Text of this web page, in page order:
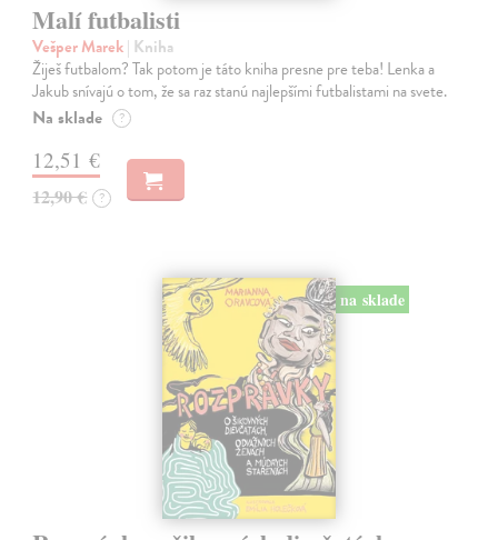
Malí futbalisti
Vešper Marek| Kniha
Žiješ futbalom? Tak potom je táto kniha presne pre teba! Lenka a
Jakub snívajú o tom, že sa raz stanú najlepšími futbalistami na svete.
Na sklade ?
12,51 €
12,90 € ?
na sklade